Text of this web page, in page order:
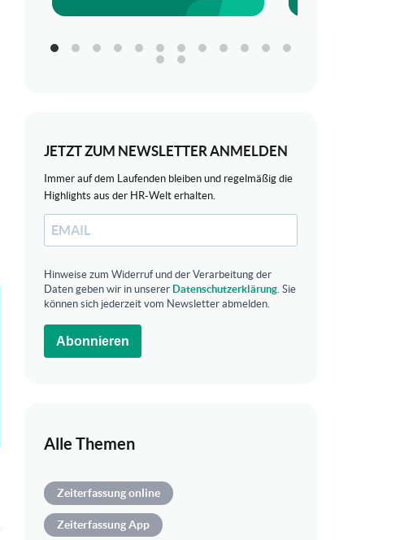
JETZT ZUM NEWSLETTER ANMELDEN
Immer auf dem Laufenden bleiben und regelmäßig die
Highlights aus der HR-Welt erhalten.
Hinweise zum Widerruf und der Verarbeitung der
Daten geben wir in unserer Datenschutzerklärung. Sie
können sich jederzeit vom Newsletter abmelden.
Abonnieren
Alle Themen
Zeiterfassung online
Zeiterfassung App